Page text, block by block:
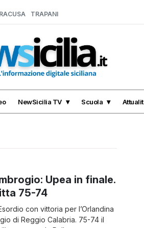
TRAPANI
NewSicilia TV Scuola
Upea in finale.
75-74
con vittoria per l’Orlandina
di Reggio Calabria. 75-74 il